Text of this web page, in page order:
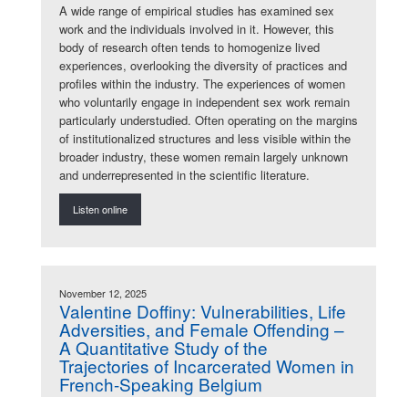
A wide range of empirical studies has examined sex
work and the individuals involved in it. However, this
body of research often tends to homogenize lived
experiences, overlooking the diversity of practices and
profiles within the industry. The experiences of women
who voluntarily engage in independent sex work remain
particularly understudied. Often operating on the margins
of institutionalized structures and less visible within the
broader industry, these women remain largely unknown
and underrepresented in the scientific literature.
Listen online
November 12, 2025
Valentine Doffiny: Vulnerabilities, Life
Adversities, and Female Offending –
A Quantitative Study of the
Trajectories of Incarcerated Women in
French-Speaking Belgium